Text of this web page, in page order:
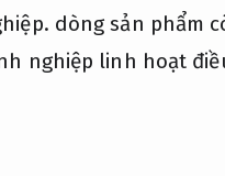
dòng sản phẩm
nghiệp linh hoạt